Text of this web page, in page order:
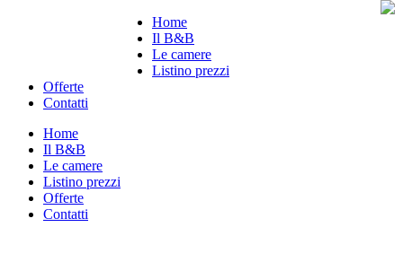
Home
Il B&B
Le camere
Listino prezzi
Offerte
Contatti
Home
Il B&B
Le camere
Listino prezzi
Offerte
Contatti